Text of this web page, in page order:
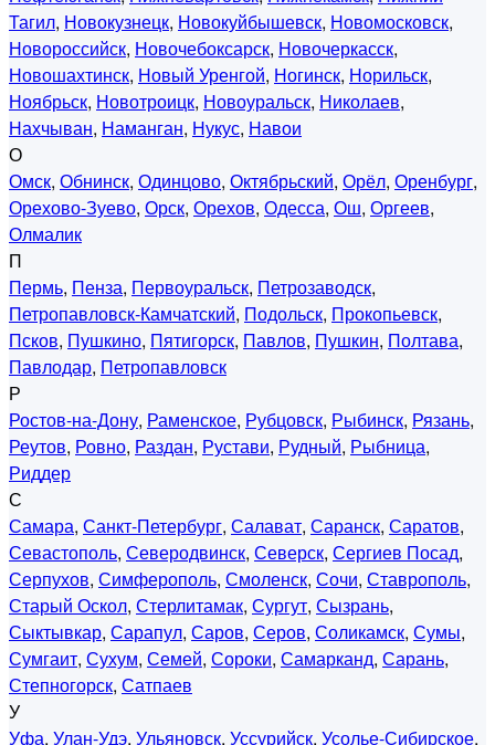
Тагил, Новокузнецк, Новокуйбышевск, Новомосковск,
Новороссийск, Новочебоксарск, Новочеркасск,
Новошахтинск, Новый Уренгой, Ногинск, Норильск,
Ноябрьск, Новотроицк, Новоуральск, Николаев,
Нахчыван, Наманган, Нукус, Навои
О
Омск, Обнинск, Одинцово, Октябрьский, Орёл, Оренбург,
Орехово-Зуево, Орск, Орехов, Одесса, Ош, Оргеев,
Олмалик
П
Пермь, Пенза, Первоуральск, Петрозаводск,
Петропавловск-Камчатский, Подольск, Прокопьевск,
Псков, Пушкино, Пятигорск, Павлов, Пушкин, Полтава,
Павлодар, Петропавловск
Р
Ростов-на-Дону, Раменское, Рубцовск, Рыбинск, Рязань,
Реутов, Ровно, Раздан, Рустави, Рудный, Рыбница,
Риддер
С
Самара, Санкт-Петербург, Салават, Саранск, Саратов,
Севастополь, Северодвинск, Северск, Сергиев Посад,
Серпухов, Симферополь, Смоленск, Сочи, Ставрополь,
Старый Оскол, Стерлитамак, Сургут, Сызрань,
Сыктывкар, Сарапул, Саров, Серов, Соликамск, Сумы,
Сумгаит, Сухум, Семей, Сороки, Самарканд, Сарань,
Степногорск, Сатпаев
У
Уфа, Улан-Удэ, Ульяновск, Уссурийск, Усолье-Сибирское,